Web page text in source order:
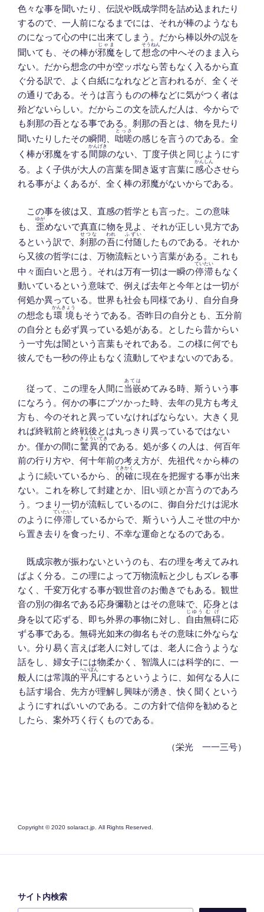
色々な事を聞いたり、伝説や既成学問を詰め込まれたり
するので、一人前になるまでには、それが棒のようなも
のになって心の中に出来てしまう。だから棒以外の説を
聞いても、その棒が邪魔
じゃま
をして想念
そうねん
の中へそのまま入ら
ない。だから想念の中が空ッポなら苦もなく入るから直
ぐ分る訳で、よく白紙になれなどと言われるが、全くそ
の通りである。そうは言うものの棒などに気がつく者は
殆どないらしい。だからこの文を読んだ人は、今からで
も刹那の吾となる事である。刹那の吾とは、物を見たり
聞いたりしたその瞬間、 咄嗟
とっさ
の感じを言うのである。全
く棒が邪魔をする 間隙
かんげき
のない、丁度子供と同じようにす
る。よく子供が大人の言葉を聞き返す言葉に感心
かんしん
させら
れる事がよくあるが、全く棒の邪魔がないからである。
この事を彼は又、直感の哲学とも言った。この意味
も、 歪
ゆが
めないで真直に物を見よ、それが正しい見方であ
るという訳で、 刹那
せつな
の吾
われ
に付随
ふずい
したものである。それか
ら又彼の哲学には、万物流転という言葉がある。これも
中々面白いと思う。それは万有一切は一瞬の停滞
ていたい
もなく
動いているという意味で、例えば去年と今年とは一切が
何処か異っている。世界も社会も同様であり、自分自身
の想念も環境
かんきょう
もそうである。否昨日の自分とも、五分前
の自分とも必ず異っている処がある。としたら昔からい
う一寸先は闇という言葉もそれである。この様に何でも
彼んでも一秒の停止もなく流動してやまないのである。
従って、この理を人間に当嵌
あては
めてみる時、斯ういう事
になろう。何かの事にブツかった時、去年の見方も考え
方も、今のそれと異っていなければならない。大きく見
れば終戦前と終戦後とは丸っきり異っているではない
か。僅かの間に驚異的
きょういてき
である。処が多くの人は、何百年
前の行り方や、何十年前の考え方が、先祖代々から棒の
ように続いているから、
的確
てきかく
に現在を把握する事が出来
ない。これを称して封建とか、旧い頭とか言うのであろ
う。つまり一切が流転しているのに、御自分だけは泥水
のように停滞
ていたい
しているからで、斯ういう人こそ世の中か
ら置き去りを食ったり、不幸な運命となるのである。
既成宗教が振わないというのも、右の理を考えてみれ
ばよく分る。この理によって万物流転と少しもズレる事
なく、千変万化する事が観世音のお働きでもある。観世
音の別の御名である応身彌勒とはその意味で、応身とは
身を以て応ずる、即ち外界の事物に対し、
自由
じゆう
無碍
むげ
に応
ずる事である。無碍光如来の御名もその意味に外ならな
い。分り易く言えば老人に対しては、老人に合うような
話をし、婦女子には物柔かく、智識人には科学的に、一
般人には常識的平凡
へいぼん
にするというように、如何なる人に
も話す場合、先方が理解し興味が湧き、快く聞くという
ようにすればいいのである。この方針で信仰を勧めると
したら、案外巧く行くものである。
（栄光 一一三号）
Copyright © 2020 solaract.jp. All Rights Reserved.
サイト内検索